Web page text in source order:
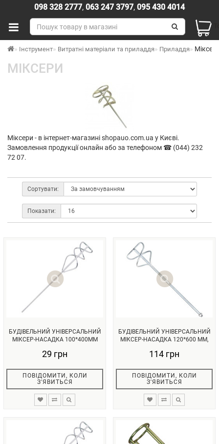
098 328 2777, 063 247 3797, 095 430 4014
Інструмент Витратні матеріали та приладдя Приладдя
МІКСЕРИ
Міксери - в інтернет-магазині shopauo.com.ua у Києві.
Замовлення продукції онлайн або за телефоном ☎ (044) 232
72 07.
Сортувати:
Показати:
БУДІВЕЛЬНИЙ УНІВЕРСАЛЬНИЙ
МІКСЕР-НАСАДКА 100*400ММ
29 грн
ПОВІДОМИТИ, КОЛИ
З'ЯВИТЬСЯ
БУДІВЕЛЬНИЙ УНІВЕРСАЛЬНИЙ
МІКСЕР-НАСАДКА 120*600 ММ,
114 грн
ПОВІДОМИТИ, КОЛИ
З'ЯВИТЬСЯ